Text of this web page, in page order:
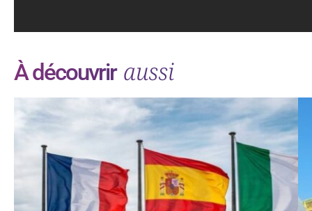
À découvrir aussi